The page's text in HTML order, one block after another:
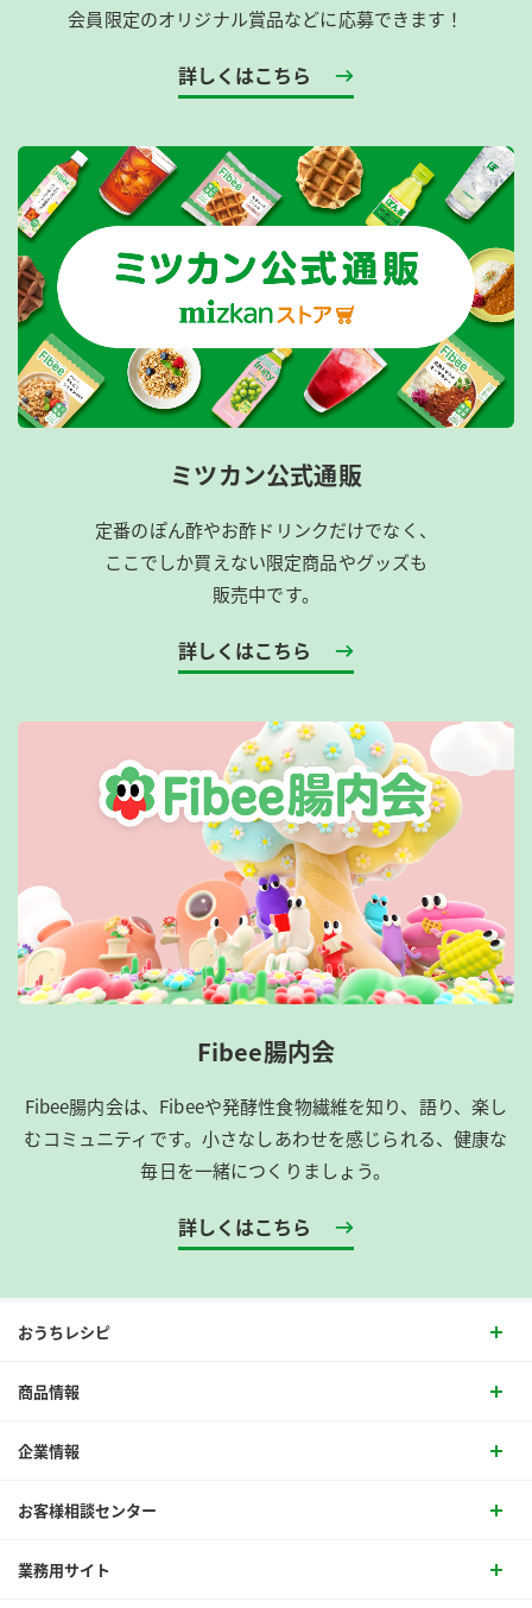
会員限定のオリジナル賞品などに応募できます！
詳しくはこちら
ミツカン公式通販
定番のぽん酢やお酢ドリンクだけでなく、
ここでしか買えない限定商品やグッズも
販売中です。
詳しくはこちら
Fibee腸内会
Fibee腸内会は、​Fibeeや発酵性食物繊維を知り、語り、楽し
むコミュニティです。​小さなしあわせを感じられる、健康な
毎日を一緒につくりましょう。
詳しくはこちら
おうちレシピ
商品情報
企業情報
お客様相談センター
業務用サイト